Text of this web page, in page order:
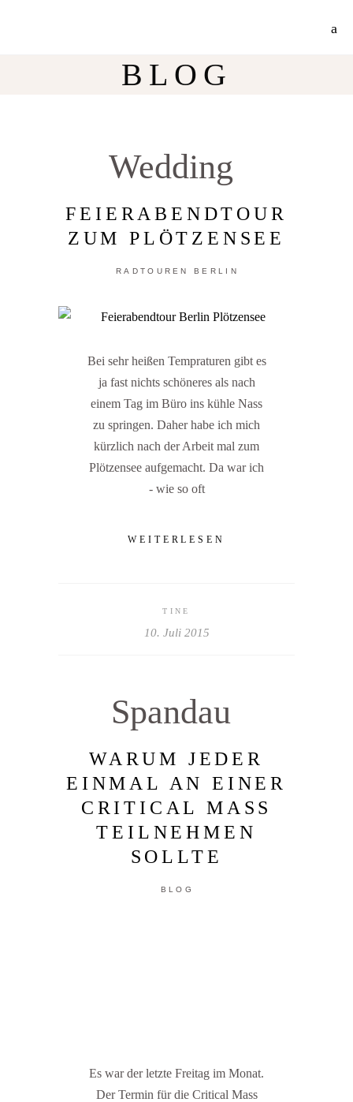
BLOG
Wedding
FEIERABENDTOUR
ZUM PLÖTZENSEE
RADTOUREN BERLIN
Bei sehr heißen Tempraturen gibt es
ja fast nichts schöneres als nach
einem Tag im Büro ins kühle Nass
zu springen. Daher habe ich mich
kürzlich nach der Arbeit mal zum
Plötzensee aufgemacht. Da war ich
- wie so oft
WEITERLESEN
TINE
10. Juli 2015
Spandau
WARUM JEDER
EINMAL AN EINER
CRITICAL MASS
TEILNEHMEN
SOLLTE
BLOG
Es war der letzte Freitag im Monat.
Der Termin für die Critical Mass